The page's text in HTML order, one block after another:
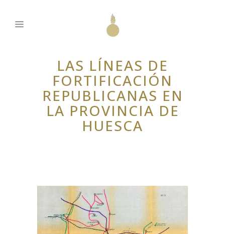
LAS LÍNEAS DE
FORTIFICACIÓN
REPUBLICANAS EN
LA PROVINCIA DE
HUESCA